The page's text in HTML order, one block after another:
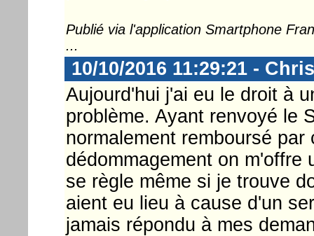
Publié via l'application Smartphone
...
10/10/2016 11:29:21 -
Aujourd'hui j'ai eu le droit à
problème. Ayant renvoyé le
normalement remboursé
dédommagement on m'offre
se règle même si je trouve
aient eu lieu à cause d'un
jamais répondu à mes